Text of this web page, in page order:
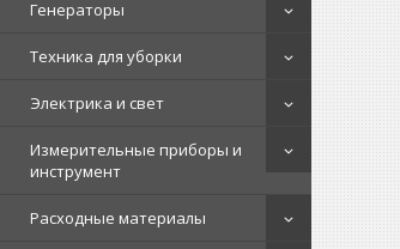
Генераторы
Техника для уборки
Электрика и свет
Измерительные приборы и
инструмент
Расходные материалы